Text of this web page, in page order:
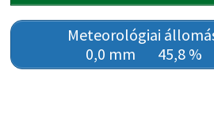
Meteorológiai
0,0 mm
45,8 %